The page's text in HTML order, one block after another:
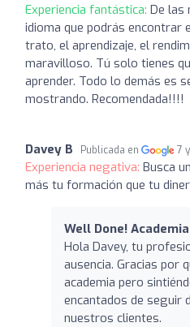
Experiencia fantástica: De las
idioma que podrás encontrar
trato, el aprendizaje, el
maravilloso. Tú solo tienes
aprender. Todo lo demás es
mostrando. Recomendada!!!!
Davey B Publicada en 7
Experiencia negativa: Busca
más tu formación que tu
Well Done!
Hola Davey, tu
ausencia. Gracias por
academia pero
encantados de seguir
nuestros clientes.